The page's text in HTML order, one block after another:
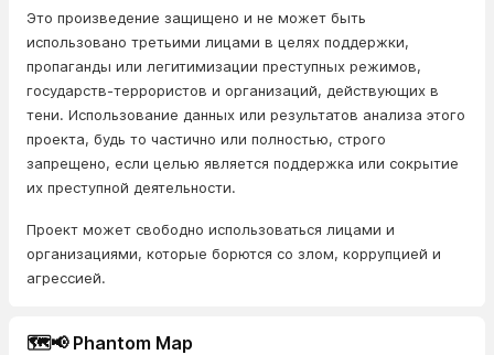
Это произведение защищено и не может быть
использовано третьими лицами в целях поддержки,
пропаганды или легитимизации преступных режимов,
государств-террористов и организаций, действующих в
тени. Использование данных или результатов анализа этого
проекта, будь то частично или полностью, строго
запрещено, если целью является поддержка или сокрытие
их преступной деятельности.
Проект может свободно использоваться лицами и
организациями, которые борются со злом, коррупцией и
агрессией.
🗺️📢 Phantom Map